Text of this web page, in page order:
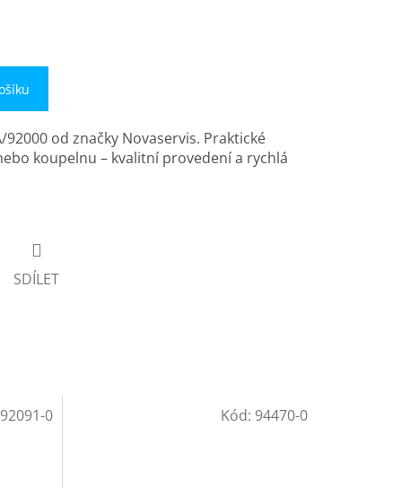
od značky Novaservis. Praktické
koupelnu – kvalitní provedení a rychlá
SDÍLET
92091-0 Kód: 94470-0